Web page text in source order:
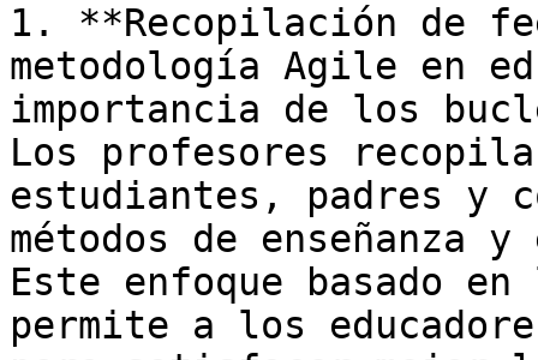
1. **Recopilación de
metodología Agile en
importancia de los
Los profesores
estudiantes, padres y
métodos de
Este enfoque basado
permite a los